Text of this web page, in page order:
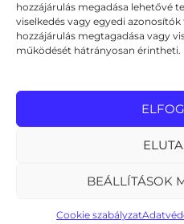
hozzájárulás megadása lehetővé
viselkedés vagy egyedi
hozzájárulás megtagadása vagy
működését hátrányosan érintheti.
BEÁLLÍTÁSOK
Cookie szabályzat
Adatvédelmi
Cookie
MInden
design: